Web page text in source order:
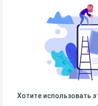
Хотите использовать